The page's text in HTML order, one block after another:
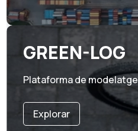
GREEN-LOG
Plataforma de modelatge
Explorar